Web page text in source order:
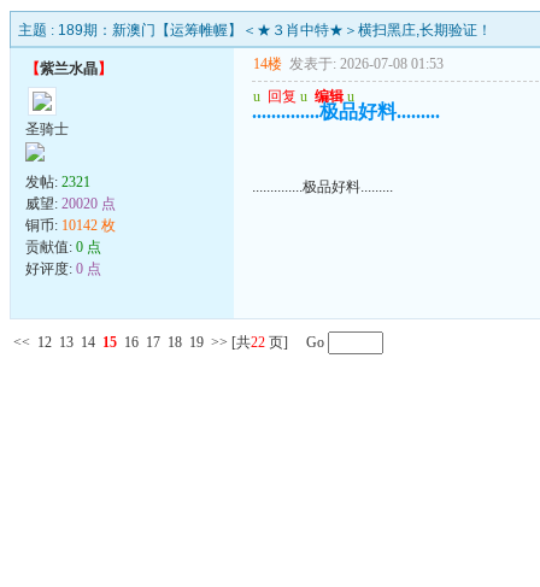
主题 : 189期：新澳门【运筹帷幄】＜★３肖中特★＞横扫黑庄,长期验证！
【紫兰水晶】
圣骑士
发帖: 2321
威望: 20020 点
铜币: 10142 枚
贡献值: 0 点
好评度: 0 点
14楼 发表于: 2026-07-08 01:53
u 回复 u 编辑 u
..............极品好料.........
..............极品好料.........
<< 12 13 14 15 16 17 18 19 >> [共22 页] Go